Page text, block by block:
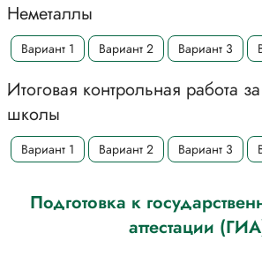
Неметаллы
Вариант 1 Вариант 2 Вариант 3
Итоговая контрольная работа
школы
Вариант 1 Вариант 2 Вариант 3
Подготовка к
аттестации